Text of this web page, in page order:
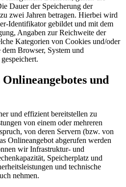
Dauer der Speicherung der
zwei Jahren betragen. Hierbei wird
Identifikator gebildet und mit dem
Angaben zur Reichweite der
Kategorien von Cookies und/oder
Browser, System und
und
und effizient bereitstellen zu
von einem oder mehreren
von deren Servern (bzw. von
Onlineangebot abgerufen werden
wir Infrastruktur- und
Speicherplatz und
und technische
nehmen.